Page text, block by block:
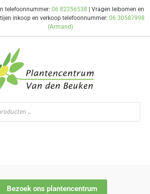
telefoonnummer: 06 82256538 | Vragen leibomen en
inkoop en verkoop telefoonnummer:06 30587998
(Armand)
Bezoek ons plantencentrum